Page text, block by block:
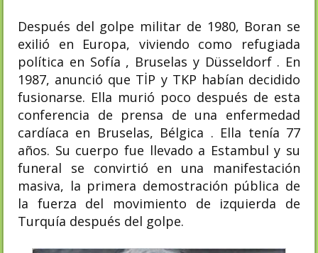
Después del golpe militar de 1980, Boran se
exilió en Europa, viviendo como refugiada
política en Sofía , Bruselas y Düsseldorf . En
1987, anunció que TİP y TKP habían decidido
fusionarse. Ella murió poco después de esta
conferencia de prensa de una enfermedad
cardíaca en Bruselas, Bélgica . Ella tenía 77
años. Su cuerpo fue llevado a Estambul y su
funeral se convirtió en una manifestación
masiva, la primera demostración pública de
la fuerza del movimiento de izquierda de
Turquía después del golpe.